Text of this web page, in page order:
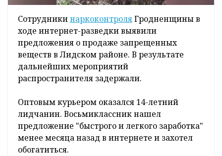
СотрудникинаркоконтроляГродненщины в
ходе интернет-разведки выявили
предложения о продаже запрещенных
веществ в Лидском районе. В результате
дальнейших мероприятий
распространителя задержали.
Оптовым курьером оказался 14-летний
лидчанин. Восьмиклассник нашел
предложение "быстрого и легкого заработка"
менее месяца назад в интернете и захотел
обогатиться.